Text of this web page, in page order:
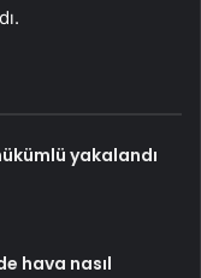
yakalandı
hava nasıl